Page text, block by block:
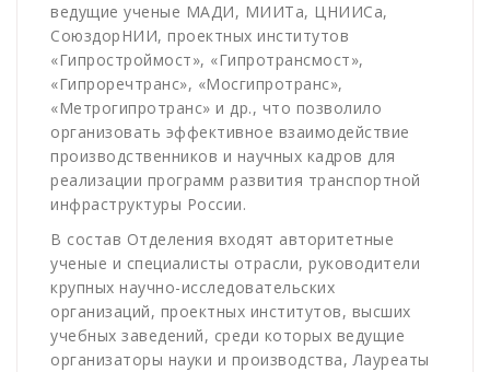
ведущие ученые МАДИ, МИИТа, ЦНИИСа,
СоюздорНИИ, проектных институтов
«Гипростроймост», «Гипротрансмост»,
«Гипроречтранс», «Мосгипротранс»,
«Метрогипротранс» и др., что позволило
организовать эффективное взаимодействие
производственников и научных кадров для
реализации программ развития транспортной
инфраструктуры России.
В состав Отделения входят авторитетные
ученые и специалисты отрасли, руководители
крупных научно-исследовательских
организаций, проектных институтов, высших
учебных заведений, среди которых ведущие
организаторы науки и производства, Лауреаты